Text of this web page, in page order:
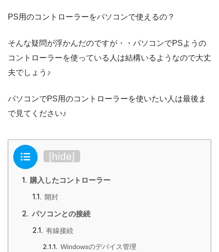
PS用のコントローラーをパソコンで使えるの？
そんな疑問が浮かんだのですが・・パソコンでPSようの
コントローラーを使っている人は結構いるようなので大丈
夫でしょう♪
パソコンでPS用のコントローラーを使いたい人は最後ま
で見てください♪
目次 [hide]
1. 購入したコントローラー
1.1. 開封
2. パソコンとの接続
2.1. 有線接続
2.1.1. Windowsのデバイス管理